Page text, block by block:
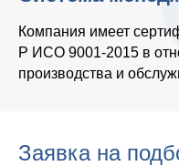
Компания имеет
Р ИСО 9001-2015 в
производства и
Заявка на